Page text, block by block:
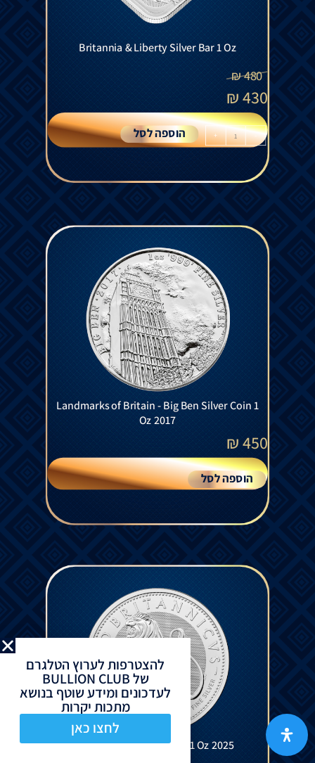
Britannia & Liberty Silver Bar 1 Oz
480
₪
430
₪
-
+ הוספה לסל
Landmarks of Britain - Big Ben Silver Coin 1
Oz 2017
450
₪
הוספה לסל
British Lion Silver Coin 1 Oz 2025
להצטרפות לערוץ הטלגרם
של BULLION CLUB
לעדכונים ומידע שוטף בנושא
מתכות יקרות
לחצו כאן